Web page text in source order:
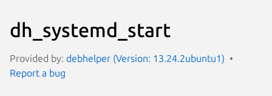
dh_systemd_start
Provided by: debhelper (Version: 13.24.2ubuntu1)
Report a bug